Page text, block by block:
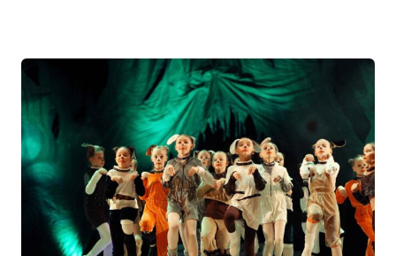
TITT
BAKOM
KULISSERNA